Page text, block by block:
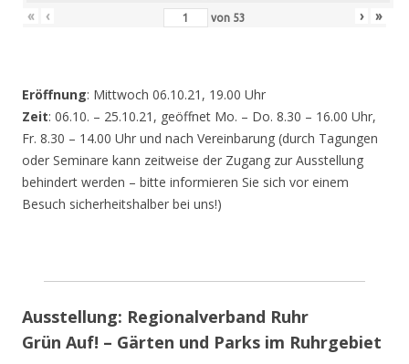
« ‹ von 53 › »
Eröffnung: Mittwoch 06.10.21, 19.00 Uhr
Zeit: 06.10. – 25.10.21, geöffnet Mo. – Do. 8.30 – 16.00 Uhr,
Fr. 8.30 – 14.00 Uhr und nach Vereinbarung (durch Tagungen
oder Seminare kann zeitweise der Zugang zur Ausstellung
behindert werden – bitte informieren Sie sich vor einem
Besuch sicherheitshalber bei uns!)
Ausstellung: Regionalverband Ruhr
Grün Auf! – Gärten und Parks im Ruhrgebiet